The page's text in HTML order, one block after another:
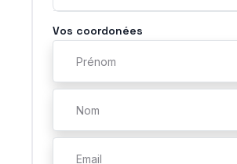
Vos coordonées